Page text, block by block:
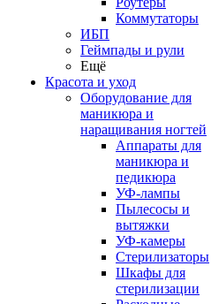
Коммутаторы
ИБП
Геймпады и рули
Ещё
Красота и уход
Оборудование для
маникюра и
наращивания ногтей
Аппараты для
маникюра и
педикюра
УФ-лампы
Пылесосы и
вытяжки
УФ-камеры
Стерилизаторы
Шкафы для
стерилизации